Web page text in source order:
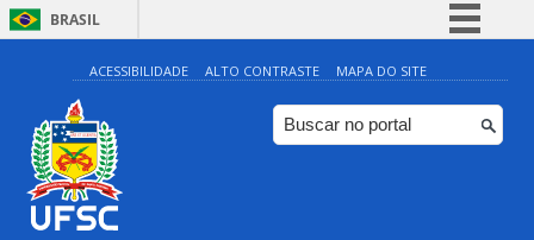
BRASIL
Simplifique!
Comunica BR
Participe
ACESSIBILIDADE ALTO CONTRASTE MAPA DO SITE